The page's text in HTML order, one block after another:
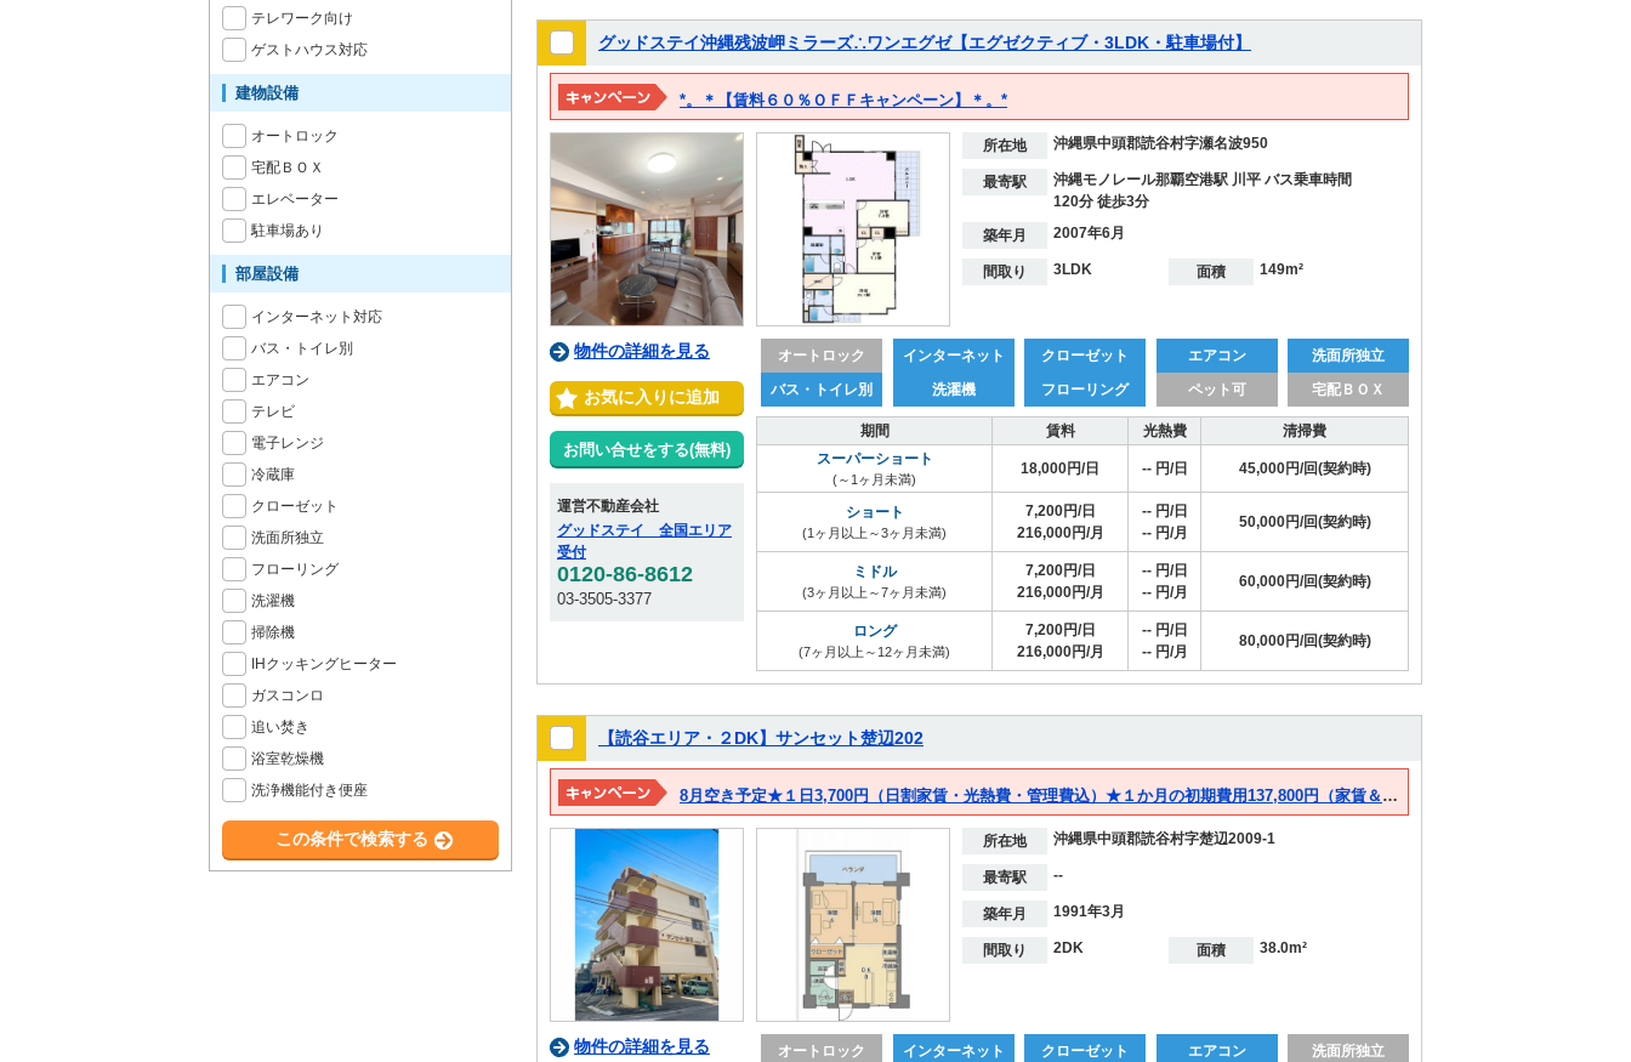
グッドステイ沖縄残波岬ミラーズ∴ワンエグゼ【エグゼクティブ・3LDK・駐車場付】
*。＊【賃料６０％ＯＦＦキャンペーン】＊。*
※２０２７年３月１５日までの期間限定！！
※表示料金は割引後の価格となります。
所在地 沖縄県中頭郡読谷村字瀬名波950
最寄駅
沖縄モノレール那覇空港駅 川平 バス乗車時間
120分 徒歩3分
築年月
2007年6月
間取り 3LDK 面積 149m²
物件の詳細を見る
お気に入りに追加
お問い合せをする(無料)
運営不動産会社
グッドステイ 全国エリア
受付
0120-86-8612
03-3505-3377
オートロック インターネット クローゼット エアコン
洗面所独立
バス・トイレ別
洗濯機 フローリング ペット可 宅配ＢＯＸ
期間 賃料 光熱費
清掃費
スーパーショート
(～1ヶ月未満)
18,000円/日 -- 円/日 45,000円/回(契約時)
ショート
(1ヶ月以上～3ヶ月未満)
7,200円/日
216,000円/月
-- 円/日
-- 円/月
50,000円/回(契約時)
ミドル
(3ヶ月以上～7ヶ月未満)
7,200円/日
216,000円/月
-- 円/日
-- 円/月
60,000円/回(契約時)
ロング
(7ヶ月以上～12ヶ月未満)
7,200円/日
216,000円/月
-- 円/日
-- 円/月
80,000円/回(契約時)
【読谷エリア・２DK】サンセット楚辺202
8月空き予定★１日3,700円（日割家賃・光熱費・管理費込）★１か月の初期費用137,800円（家賃＆光熱費＆管理費114,700円+清掃費19,800円＋手数料3,300円）
所在地 沖縄県中頭郡読谷村字楚辺2009-1
最寄駅 --
築年月 1991年3月
間取り 2DK 面積 38.0m²
物件の詳細を見る オートロック インターネット クローゼット エアコン
洗面所独立
テレワーク向け
ゲストハウス対応
建物設備
オートロック
宅配ＢＯＸ
エレベーター
駐車場あり
部屋設備
インターネット対応
バス・トイレ別
エアコン
テレビ
電子レンジ
冷蔵庫
クローゼット
洗面所独立
フローリング
洗濯機
掃除機
IHクッキングヒーター
ガスコンロ
追い焚き
浴室乾燥機
洗浄機能付き便座
この条件で検索する